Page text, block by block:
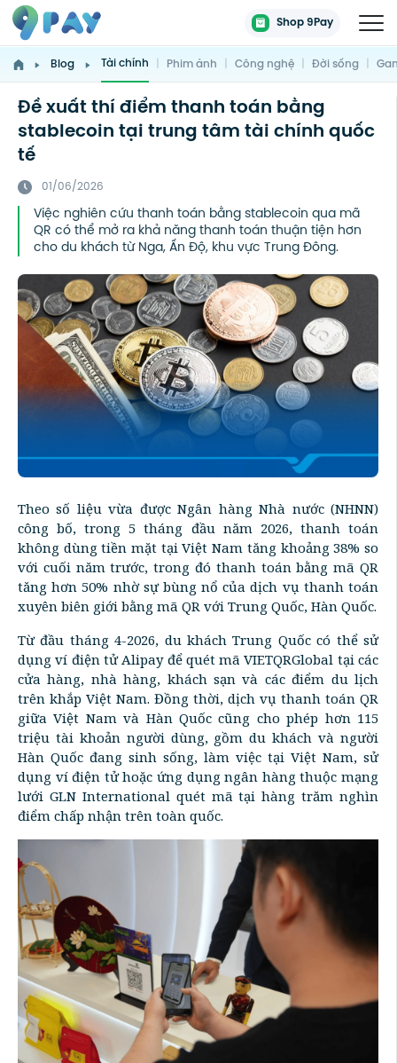
Shop 9Pay
Blog Tài chính | Phim ảnh | Công nghệ | Đời sống |
Đề xuất thí điểm thanh toán bằng
stablecoin tại trung tâm tài chính quốc
tế
01/06/2026
Việc nghiên cứu thanh toán bằng stablecoin qua mã
QR có thể mở ra khả năng thanh toán thuận tiện hơn
cho du khách từ Nga, Ấn Độ, khu vực Trung Đông.
Theo số liệu vừa được Ngân hàng Nhà nước (NHNN)
công bố, trong 5 tháng đầu năm 2026, thanh toán
không dùng tiền mặt tại Việt Nam tăng khoảng 38% so
với cuối năm trước, trong đó thanh toán bằng mã QR
tăng hơn 50% nhờ sự bùng nổ của dịch vụ thanh toán
xuyên biên giới bằng mã QR với Trung Quốc, Hàn Quốc.
Từ đầu tháng 4-2026, du khách Trung Quốc có thể sử
dụng ví điện tử Alipay để quét mã VIETQRGlobal tại các
cửa hàng, nhà hàng, khách sạn và các điểm du lịch
trên khắp Việt Nam. Đồng thời, dịch vụ thanh toán QR
giữa Việt Nam và Hàn Quốc cũng cho phép hơn 115
triệu tài khoản người dùng, gồm du khách và người
Hàn Quốc đang sinh sống, làm việc tại Việt Nam, sử
dụng ví điện tử hoặc ứng dụng ngân hàng thuộc mạng
lưới GLN International quét mã tại hàng trăm nghìn
điểm chấp nhận trên toàn quốc.